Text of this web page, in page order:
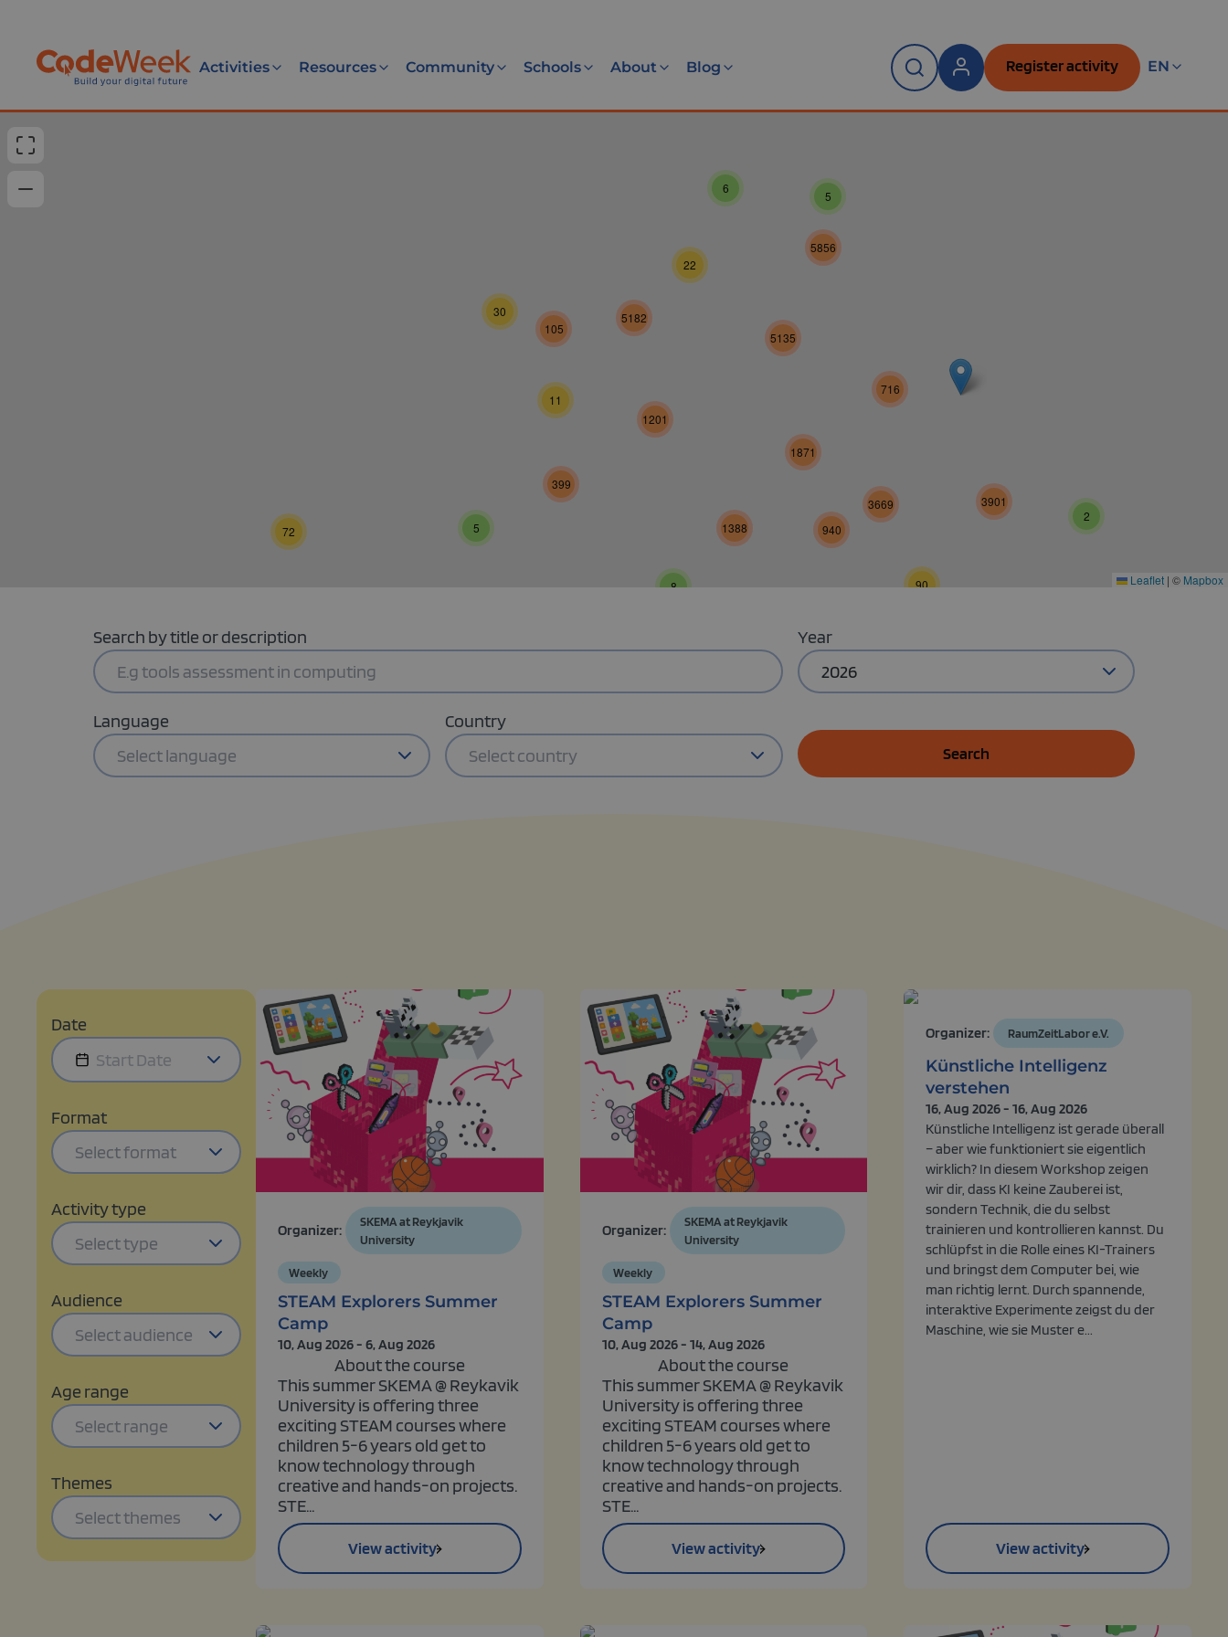
Activities Resources Community Schools About Blog Register activity EN
2
940
3901
3669
90
72
5
6
8
1388
105
30
5
11
1201
399
22
716
5182
1871
5135
5856
Leaflet | © Mapbox
Search by title or description
Year
2026
Language
Select language
Country
Select country
Search
Date
Format
Select format
Activity type
Select type
Audience
Select audience
Age range
Select range
Themes
Select themes
Organizer:
SKEMA at Reykjavik
University
Weekly
STEAM Explorers Summer
Camp
10, Aug 2026 - 6, Aug 2026
About the course
This summer SKEMA @ Reykavik
University is offering three
exciting STEAM courses where
children 5-6 years old get to
know technology through
creative and hands-on projects.
STE...
View activity
Organizer:
SKEMA at Reykjavik
University
Weekly
STEAM Explorers Summer
Camp
10, Aug 2026 - 14, Aug 2026
About the course
This summer SKEMA @ Reykavik
University is offering three
exciting STEAM courses where
children 5-6 years old get to
know technology through
creative and hands-on projects.
STE...
View activity
Organizer: RaumZeitLabor e.V.
Künstliche Intelligenz
verstehen
16, Aug 2026 - 16, Aug 2026
Künstliche Intelligenz ist gerade überall
– aber wie funktioniert sie eigentlich
wirklich? In diesem Workshop zeigen
wir dir, dass KI keine Zauberei ist,
sondern Technik, die du selbst
trainieren und kontrollieren kannst. Du
schlüpfst in die Rolle eines KI-Trainers
und bringst dem Computer bei, wie
man richtig lernt. Durch spannende,
interaktive Experimente zeigst du der
Maschine, wie sie Muster e...
View activity